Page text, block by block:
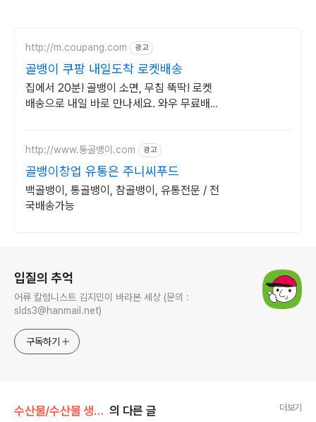
http://m.coupang.com 광고
골뱅이 쿠팡 내일도착 로켓배송
집에서 20분! 골뱅이 소면, 무침 뚝딱! 로켓
배송으로 내일 바로 만나세요. 와우 무료배
http://www.통골뱅이.com 광고
골뱅이창업 유통은 주니씨푸드
백골뱅이, 통골뱅이, 참골뱅이, 유통전문 / 전
국배송가능
입질의 추억
어류 칼럼니스트 김지민이 바라본 세상 (문의 :
slds3@hanmail.net)
구독하기
수산물/수산물 생선회 상식 백과 의 다른 글 더보기